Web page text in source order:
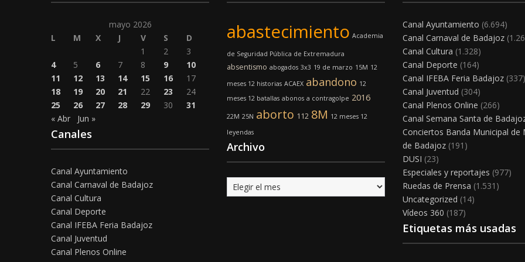
mayo 2026
L
M X J V S
D
1
2
3
4
5 6 7 8 9
10
11
12 13 14 15 16
17
18
19 20 21 22 23
24
25
26 27 28 29 30
31
« Abr
Jun »
Canales
Canal Ayuntamiento
Canal Carnaval de Badajoz
Canal Cultura
Canal Deporte
Canal IFEBA Feria Badajoz
Canal Juventud
Canal Plenos Online
abastecimiento Academia
de Seguridad Pública de Extremadura
absentismo abogados 3x3 19 de marzo 15M 12
meses 12 historias ACAEX abandono 12
meses 12 batallas abonos a contragolpe 2016
22M 25N aborto 112 8M 12 meses 12
leyendas
Archivo
Archivo
Canal Ayuntamiento (6.694)
Canal Carnaval de Badajoz
Canal Cultura (1.328)
Canal Deporte (164)
Canal IFEBA Feria Badajoz (337)
Canal Juventud (304)
Canal Plenos Online (266)
Canal Semana Santa de
Conciertos Banda Municipal de
de Badajoz (191)
DUSI (23)
Especiales y reportajes (977)
Ruedas de Prensa (1.531)
Uncategorized (14)
Vídeos 360 (187)
Etiquetas más usadas